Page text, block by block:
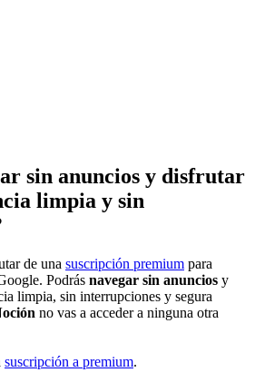
sin anuncios y disfrutar
limpia y sin
de una suscripción premium para
Podrás navegar sin anuncios y
limpia, sin interrupciones y segura
no vas a acceder a ninguna otra
suscripción a premium.